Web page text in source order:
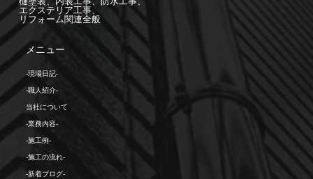
エクステリア工事、
リフォーム関連全般
メニュー
-現場日記-
-職人紹介-
当社について
-業務内容-
-施工例-
-施工の流れ-
-新着ブログ-